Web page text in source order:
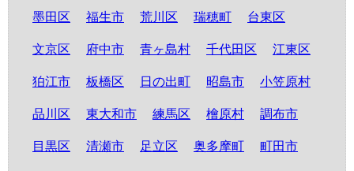
墨田区 福生市 荒川区 瑞穂町 台東区
文京区 府中市 青ヶ島村 千代田区 江東区
狛江市 板橋区 日の出町 昭島市 小笠原村
品川区 東大和市 練馬区 檜原村 調布市
目黒区 清瀬市 足立区 奥多摩町 町田市